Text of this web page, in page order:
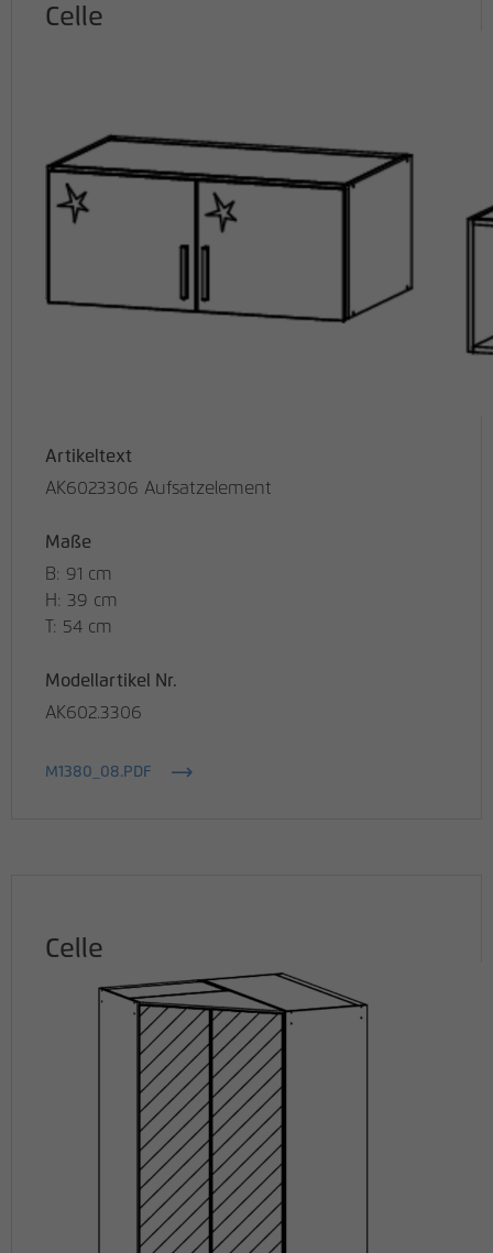
Celle
Artikeltext
AK6023306 Aufsatzelement
Maße
B: 91 cm
H: 39 cm
T: 54 cm
Modellartikel Nr.
AK602.3306
M1380_08.PDF
Celle